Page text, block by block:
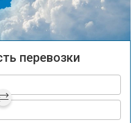
перевозки